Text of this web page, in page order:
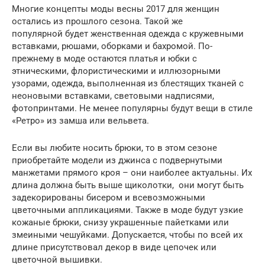
Многие концепты моды весны 2017 для женщин
остались из прошлого сезона. Такой же
популярной будет женственная одежда с кружевными
вставками, рюшами, оборками и бахромой. По-
прежнему в моде остаются платья и юбки с
этническими, флористическими и иллюзорными
узорами, одежда, выполненная из блестящих тканей с
неоновыми вставками, световыми надписями,
фотопринтами. Не менее популярны будут вещи в стиле
«Ретро» из замша или вельвета.
Если вы любите носить брюки, то в этом сезоне
приобретайте модели из джинса с подвернутыми
манжетами прямого кроя – они наиболее актуальны. Их
длина должна быть выше щиколотки, они могут быть
задекорированы бисером и всевозможными
цветочными аппликациями. Также в моде будут узкие
кожаные брюки, снизу украшенные пайетками или
змеиными чешуйками. Допускается, чтобы по всей их
длине присутствовал декор в виде цепочек или
цветочной вышивки.